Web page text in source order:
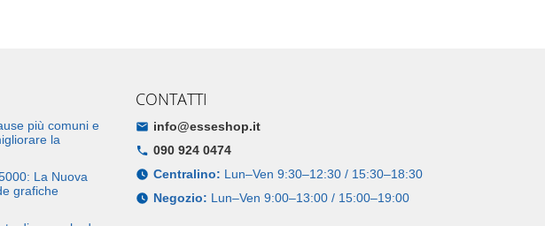
più comuni e
la
La Nuova
grafiche
CONTATTI
info@esseshop.it
090 924 0474
Centralino: Lun–Ven 9:30–12:30 / 15:30–18:30
Negozio: Lun–Ven 9:00–13:00 / 15:00–19:00